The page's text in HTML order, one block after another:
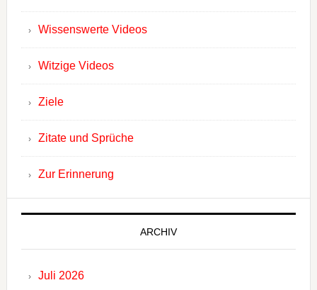
Wissenswerte Videos
Witzige Videos
Ziele
Zitate und Sprüche
Zur Erinnerung
ARCHIV
Juli 2026